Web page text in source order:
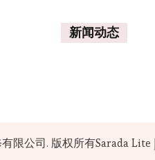
新闻动态
限公司. 版权所有Sarada Lite